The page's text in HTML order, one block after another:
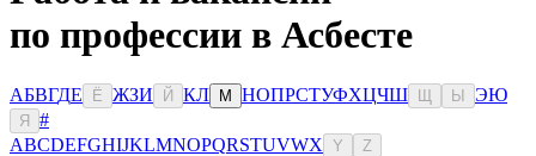
по профессии в Асбесте
АБВГДЕ Ё ЖЗИ Й КЛ М НОПРСТУФХЦЧШ Ы ЭЮ
Я
#
ABCDEFGHIJKLMNOPQRSTUVWX Y Z